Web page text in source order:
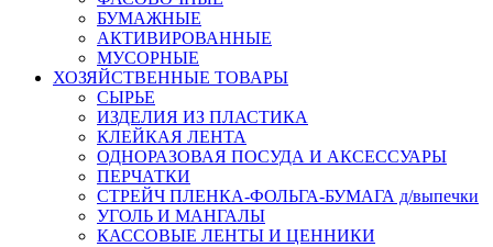
БУМАЖНЫЕ
АКТИВИРОВАННЫЕ
МУСОРНЫЕ
ХОЗЯЙСТВЕННЫЕ ТОВАРЫ
СЫРЬЕ
ИЗДЕЛИЯ ИЗ ПЛАСТИКА
КЛЕЙКАЯ ЛЕНТА
ОДНОРАЗОВАЯ ПОСУДА И АКСЕССУАРЫ
ПЕРЧАТКИ
СТРЕЙЧ ПЛЕНКА-ФОЛЬГА-БУМАГА д/выпечки
УГОЛЬ И МАНГАЛЫ
КАССОВЫЕ ЛЕНТЫ И ЦЕННИКИ